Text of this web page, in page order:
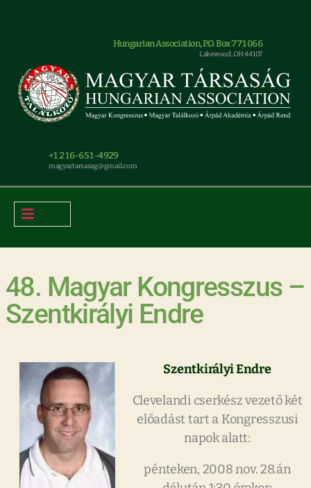
Hungarian Association, P.O. Box 771066
Lakewood, OH 44107
+1 216-651-4929
magyar.tarsasag@gmail.com
48. Magyar Kongresszus –
Szentkirályi Endre
Szentkirályi Endre
Clevelandi cserkész vezető két
előadást tart a Kongresszusi
napok alatt:
pénteken, 2008 nov. 28.án